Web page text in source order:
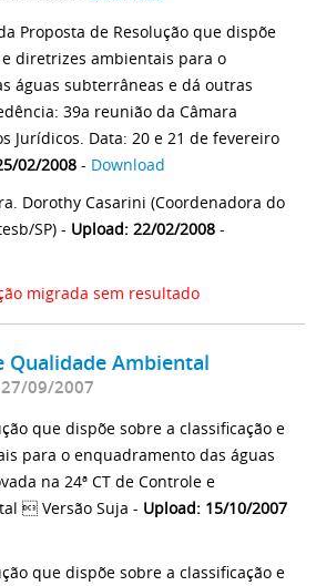
Proposta de Resolução que dispõe
diretrizes ambientais para o
águas subterrâneas e dá outras
39a reunião da Câmara
Jurídicos. Data: 20 e 21 de fevereiro
02/2008 - Download
Dorothy Casarini (Coordenadora do
SP) - Upload: 22/02/2008 -
migrada sem resultado
Qualidade Ambiental
09/2007
que dispõe sobre a classificação e
para o enquadramento das águas
na 24ª CT de Controle e
 Versão Suja - Upload: 15/10/2007
que dispõe sobre a classificação e